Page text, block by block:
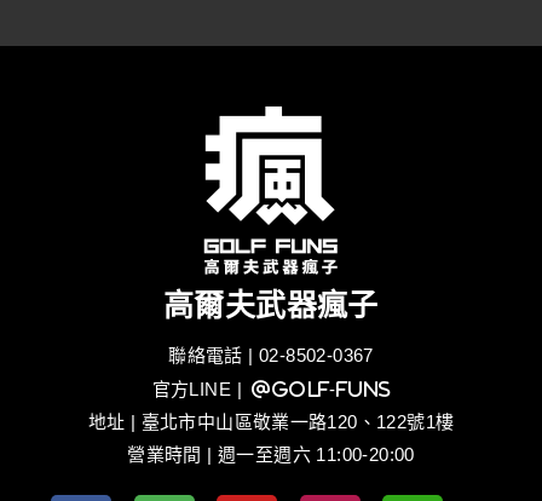
高爾夫武器瘋子
聯絡電話 | 02-8502-0367
官方LINE | @golf-funs
地址 | 臺北市中山區敬業一路120、122號1樓
營業時間 | 週一至週六 11:00-20:00